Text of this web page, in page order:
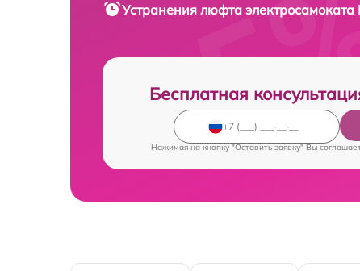
Устранения люфта электросамоката
Бесплатная
Нажимая на кнопку "Оставить заявку" Вы